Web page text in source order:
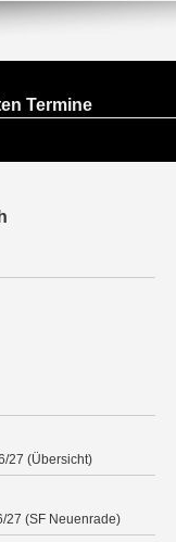
Termine
27 (Übersicht)
27 (SF Neuenrade)